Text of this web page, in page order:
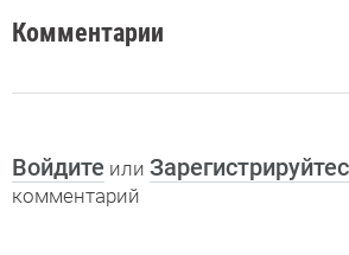
Комментарии
Войдите или
комментарий